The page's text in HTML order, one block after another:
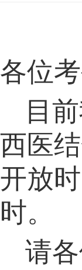
各位考
目前
西医
开放
时。
请